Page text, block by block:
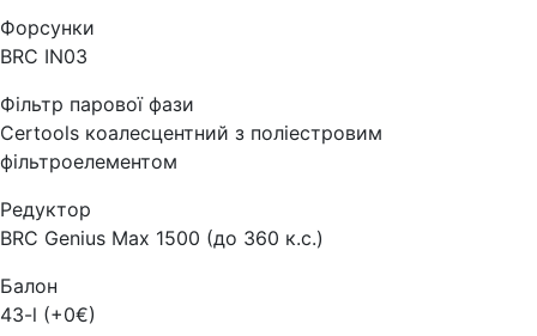
Форсунки
BRC IN03
Фільтр парової фази
Certools коалесцентний з поліестровим
фільтроелементом
Редуктор
BRC Genius Max 1500 (до 360 к.с.)
Балон
43-l (+0€)